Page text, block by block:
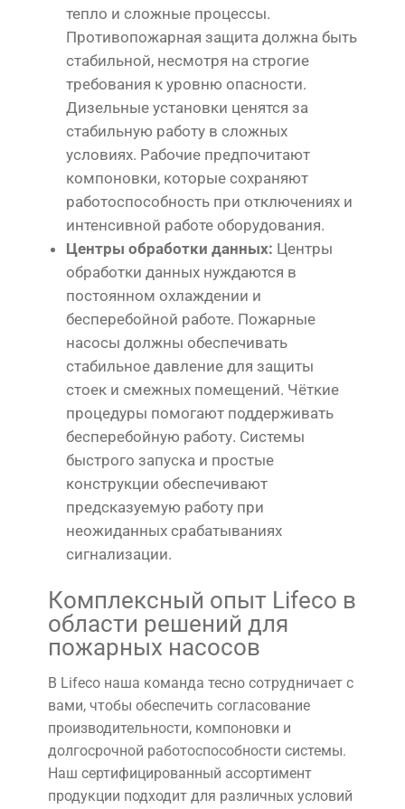
тепло и сложные процессы.
Противопожарная защита должна быть
стабильной, несмотря на строгие
требования к уровню опасности.
Дизельные установки ценятся за
стабильную работу в сложных
условиях. Рабочие предпочитают
компоновки, которые сохраняют
работоспособность при отключениях и
интенсивной работе оборудования.
Центры обработки данных: Центры
обработки данных нуждаются в
постоянном охлаждении и
бесперебойной работе. Пожарные
насосы должны обеспечивать
стабильное давление для защиты
стоек и смежных помещений. Чёткие
процедуры помогают поддерживать
бесперебойную работу. Системы
быстрого запуска и простые
конструкции обеспечивают
предсказуемую работу при
неожиданных срабатываниях
сигнализации.
Комплексный опыт Lifeco в
области решений для
пожарных насосов
В Lifeco наша команда тесно сотрудничает с
вами, чтобы обеспечить согласование
производительности, компоновки и
долгосрочной работоспособности системы.
Наш сертифицированный ассортимент
продукции подходит для различных условий